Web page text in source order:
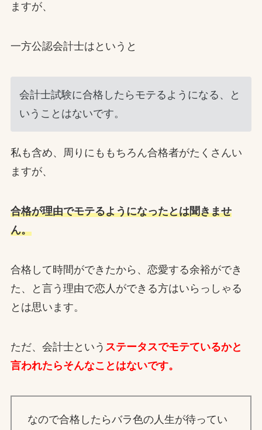
ますが、
一方公認会計士はというと
会計士試験に合格したらモテるようになる、と
いうことはないです。
私も含め、周りにももちろん合格者がたくさんい
ますが、
合格が理由でモテるようになったとは聞きませ
ん。
合格して時間ができたから、恋愛する余裕ができ
た、と言う理由で恋人ができる方はいらっしゃる
とは思います。
ただ、会計士という ステータスでモテているかと
言われたらそんなことはないです。
なので合格したらバラ色の人生が待ってい